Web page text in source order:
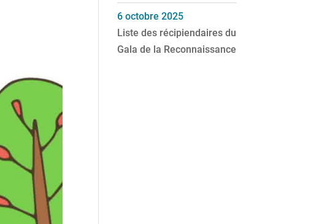
Liste des récipiendaires du
Gala de la Reconnaissance
6 octobre 2025